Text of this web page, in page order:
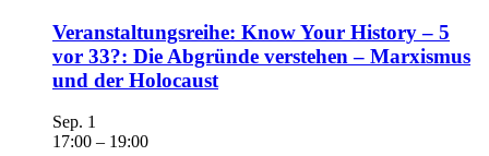
Veranstaltungsreihe: Know Your History – 5
vor 33?: Die Abgründe verstehen – Marxismus
und der Holocaust
Sep. 1
17:00 – 19:00